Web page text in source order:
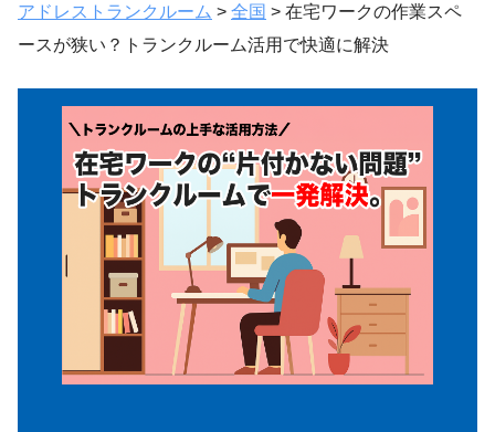
アドレストランクルーム > 全国 > 在宅ワークの作業スペ
ースが狭い？トランクルーム活用で快適に解決